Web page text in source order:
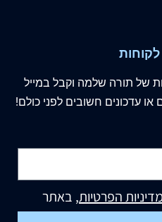
לקוחות
של תורה שלמה וקבל במייל
עדכונים חשובים לפני כולם!
מדיניות הפרטיות, באתר